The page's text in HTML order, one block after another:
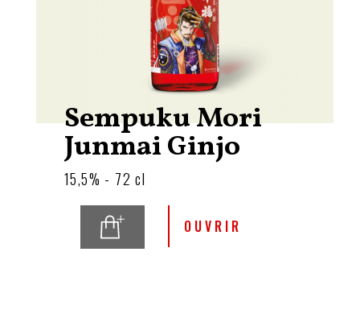
Sempuku Mori
Junmai Ginjo
15,5% - 72 cl
OUVRIR